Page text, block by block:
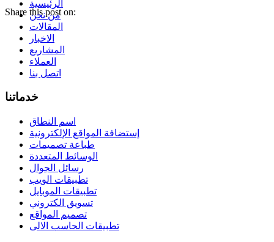
Share this post on:
الرئيسية
من نحن
المقالات
الاخبار
المشاريع
العملاء
اتصل بنا
خدماتنا
اسم النطاق
إستضافة المواقع الإلكترونية
طباعة تصميمات
الوسائط المتعددة
رسائل الجوال
تطبيقات الويب
تطبيقات الموبايل
تسويق الكتروني
تصميم المواقع
تطبيقات الحاسب الالى